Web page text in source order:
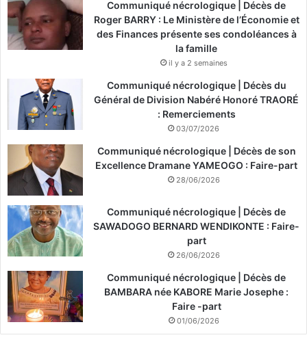
Communiqué nécrologique | Décès de
Roger BARRY : Le Ministère de l’Économie et
des Finances présente ses condoléances à
la famille
il y a 2 semaines
Communiqué nécrologique | Décès du
Général de Division Nabéré Honoré TRAORÉ
: Remerciements
03/07/2026
Communiqué nécrologique | Décès de son
Excellence Dramane YAMEOGO : Faire-part
28/06/2026
Communiqué nécrologique | Décès de
SAWADOGO BERNARD WENDIKONTE : Faire-
part
26/06/2026
Communiqué nécrologique | Décès de
BAMBARA née KABORE Marie Josephe :
Faire -part
01/06/2026